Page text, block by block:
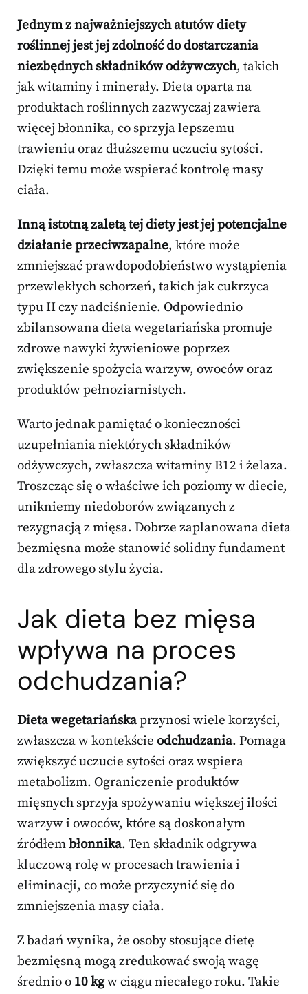
Jednym z najważniejszych atutów diety
roślinnej jest jej zdolność do dostarczania
niezbędnych składników odżywczych, takich
jak witaminy i minerały. Dieta oparta na
produktach roślinnych zazwyczaj zawiera
więcej błonnika, co sprzyja lepszemu
trawieniu oraz dłuższemu uczuciu sytości.
Dzięki temu może wspierać kontrolę masy
ciała.
Inną istotną zaletą tej diety jest jej potencjalne
działanie przeciwzapalne, które może
zmniejszać prawdopodobieństwo wystąpienia
przewlekłych schorzeń, takich jak cukrzyca
typu II czy nadciśnienie. Odpowiednio
zbilansowana dieta wegetariańska promuje
zdrowe nawyki żywieniowe poprzez
zwiększenie spożycia warzyw, owoców oraz
produktów pełnoziarnistych.
Warto jednak pamiętać o konieczności
uzupełniania niektórych składników
odżywczych, zwłaszcza witaminy B12 i żelaza.
Troszcząc się o właściwe ich poziomy w diecie,
unikniemy niedoborów związanych z
rezygnacją z mięsa. Dobrze zaplanowana dieta
bezmięsna może stanowić solidny fundament
dla zdrowego stylu życia.
Jak dieta bez mięsa
wpływa na proces
odchudzania?
Dieta wegetariańskaprzynosi wiele korzyści,
zwłaszcza w kontekście odchudzania. Pomaga
zwiększyć uczucie sytości oraz wspiera
metabolizm. Ograniczenie produktów
mięsnych sprzyja spożywaniu większej ilości
warzyw i owoców, które są doskonałym
źródłembłonnika. Ten składnik odgrywa
kluczową rolę w procesach trawienia i
eliminacji, co może przyczynić się do
zmniejszenia masy ciała.
Z badań wynika, że osoby stosujące dietę
bezmięsną mogą zredukować swoją wagę
średnio o 10 kgw ciągu niecałego roku. Takie